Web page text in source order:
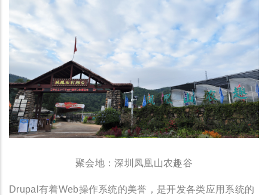
聚会地：深圳凤凰山农趣谷
Drupal有着Web操作系统的美誉，是开发各类应用系统的